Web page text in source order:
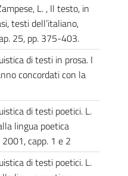
L. , Il testo, in
testi dell’italiano,
25, pp. 375-403.
di testi in prosa. I
concordati con la
di testi poetici. L.
lingua poetica
capp. 1 e 2
di testi poetici. L.